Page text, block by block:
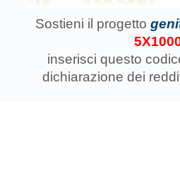
Sostieni il progetto
inserisci questo
dichiarazione dei